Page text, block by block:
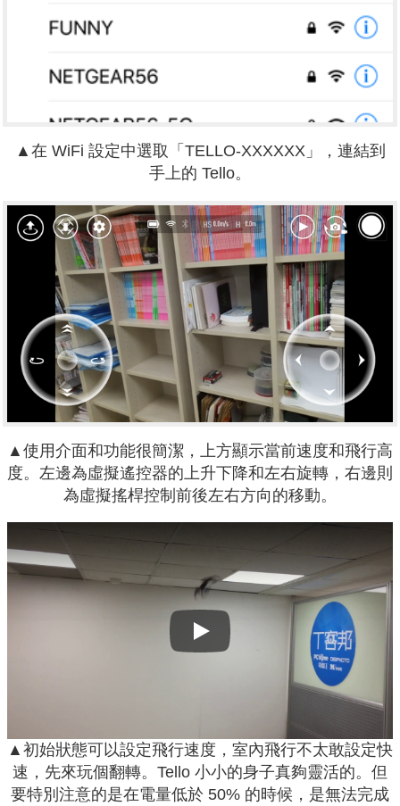
▲在 WiFi 設定中選取「TELLO-XXXXXX」，連結到
手上的 Tello。
▲使用介面和功能很簡潔，上方顯示當前速度和飛行高
度。左邊為虛擬遙控器的上升下降和左右旋轉，右邊則
為虛擬搖桿控制前後左右方向的移動。
Play
▲初始狀態可以設定飛行速度，室內飛行不太敢設定快
速，先來玩個翻轉。Tello 小小的身子真夠靈活的。但
要特別注意的是在電量低於 50% 的時候，是無法完成